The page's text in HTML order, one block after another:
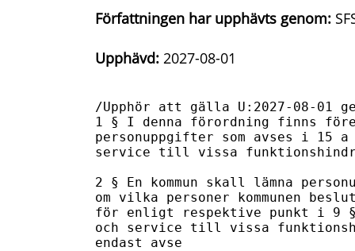
Författningen har upphävts genom:
Upphävd: 2027-08-01
/Upphör att gälla U:2027-08-01
1 § I denna förordning finns
personuppgifter som avses i 15
service till vissa
2 § En kommun skall lämna
om vilka personer kommunen
för enligt respektive punkt i 9 §
och service till vissa
endast avse